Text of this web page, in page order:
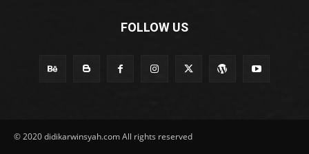
FOLLOW US
© 2020 didikarwinsyah.com All rights reserved